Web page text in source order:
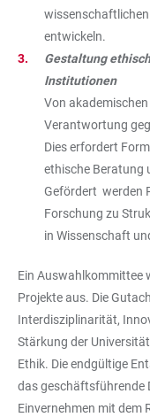
entwickeln.
Gestaltung
Institutionen
Von
Verantwortung
Dies erfordert
ethische Beratung
Gefördert werden
Forschung zu
in Wissenschaft
Ein Auswahlkommittee
Projekte aus. Die
Interdisziplinarität,
Stärkung der
Ethik. Die endgültige
das geschäftsführende
Einvernehmen mit dem